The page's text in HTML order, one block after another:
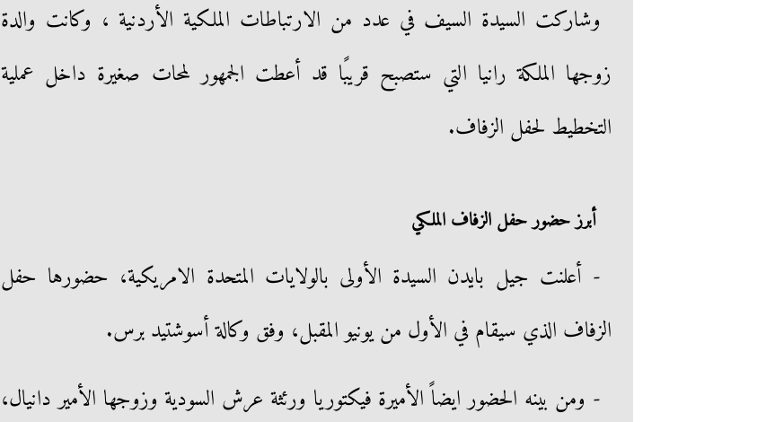
وشاركت السيدة السيف في عدد من الارتباطات الملكية الأردنية ، وكانت والدة
زوجها الملكة رانيا التي ستصبح قريبًا قد أعطت الجمهور لمحات صغيرة داخل عملية
التخطيط لحفل الزفاف.
أبرز حضور حفل الزفاف الملكي
- أعلنت جيل بايدن السيدة الأولى بالولايات المتحدة الامريكية، حضورها حفل
الزفاف الذي سيقام في الأول من يونيو المقبل، وفق وكالة أسوشتيد برس.
- ومن بينه الحضور ايضاً الأميرة فيكتوريا ورئثة عرش السودية وزوجها الأمير دانيال،